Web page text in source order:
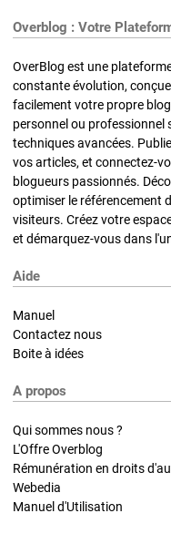
Overblog : Votre
OverBlog est une
constante évolution,
facilement votre propre
personnel ou professionnel
techniques avancées.
vos articles, et connectez-
blogueurs passionnés.
optimiser le référencement
visiteurs. Créez votre
et démarquez-vous dans
Aide
Manuel
Contactez nous
Boite à idées
A propos
Qui sommes nous ?
L'Offre Overblog
Rémunération en droits
Webedia
Manuel d'Utilisation